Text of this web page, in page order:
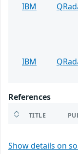
IBM
IBM
References
TITLE
Show details on